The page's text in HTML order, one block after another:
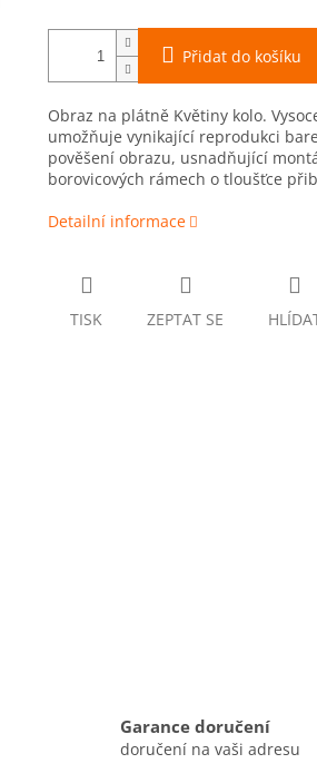
Přidat do košíku
Obraz na plátně Květiny kolo.
umožňuje vynikající reprodukci
pověšení obrazu, usnadňující
borovicových rámech o tloušťce
Detailní informace
TISK ZEPTAT SE
Garance doručení
doručení na vaši adresu